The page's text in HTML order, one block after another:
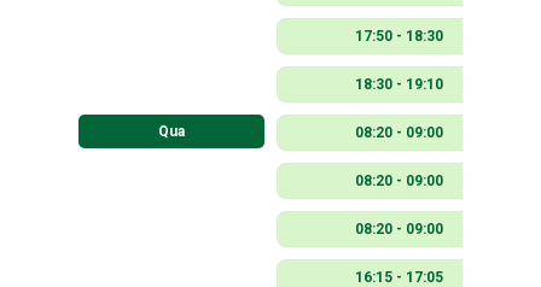
17:50 - 18:30
18:30 - 19:10
Qua 08:20 - 09:00
08:20 - 09:00
08:20 - 09:00
16:15 - 17:05